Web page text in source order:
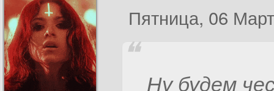
Пятница, 06
Ну будем